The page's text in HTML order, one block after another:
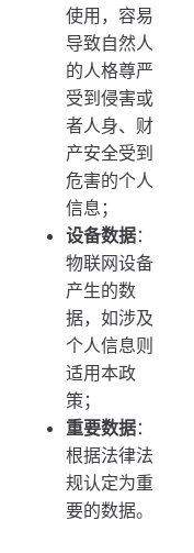
使用，容易
导致自然人
的人格尊严
受到侵害或
者人身、财
产安全受到
危害的个人
信息；
设备数据：
物联网设备
产生的数
据，如涉及
个人信息则
适用本政
策；
重要数据：
根据法律法
规认定为重
要的数据。